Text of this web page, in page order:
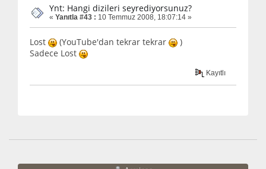
Ynt: Hangi dizileri seyrediyorsunuz?
« Yanıtla #43 : 10 Temmuz 2008, 18:07:14 »
Lost (YouTube'dan tekrar tekrar
)
Sadece Lost
Kayıtlı